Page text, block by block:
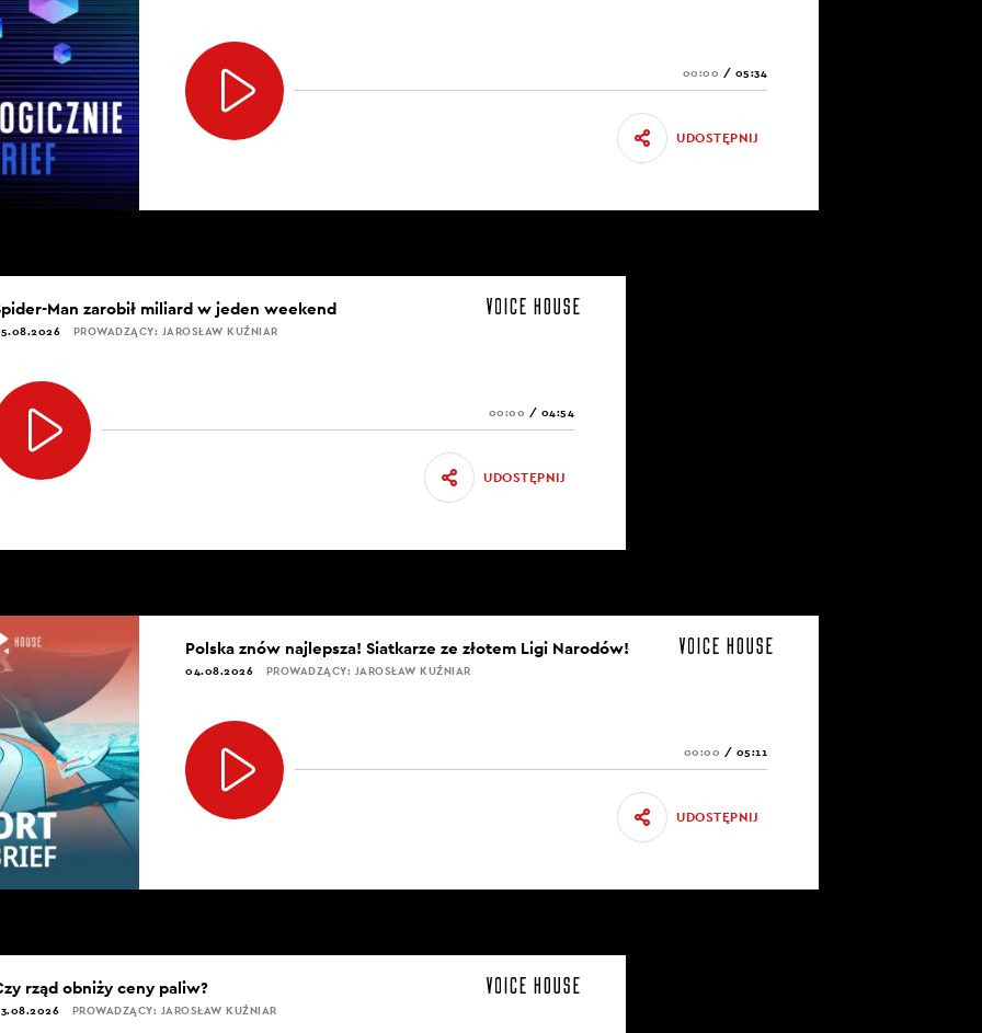
00:00 / 05:34
UDOSTĘPNIJ
Man zarobił miliard w jeden weekend
PROWADZĄCY: JAROSŁAW KUŹNIAR
00:00 / 04:54
UDOSTĘPNIJ
Polska znów najlepsza! Siatkarze ze złotem Ligi Narodów!
04.08.2026 PROWADZĄCY: JAROSŁAW KUŹNIAR
00:00 / 05:11
UDOSTĘPNIJ
rząd obniży ceny paliw?
PROWADZĄCY: JAROSŁAW KUŹNIAR